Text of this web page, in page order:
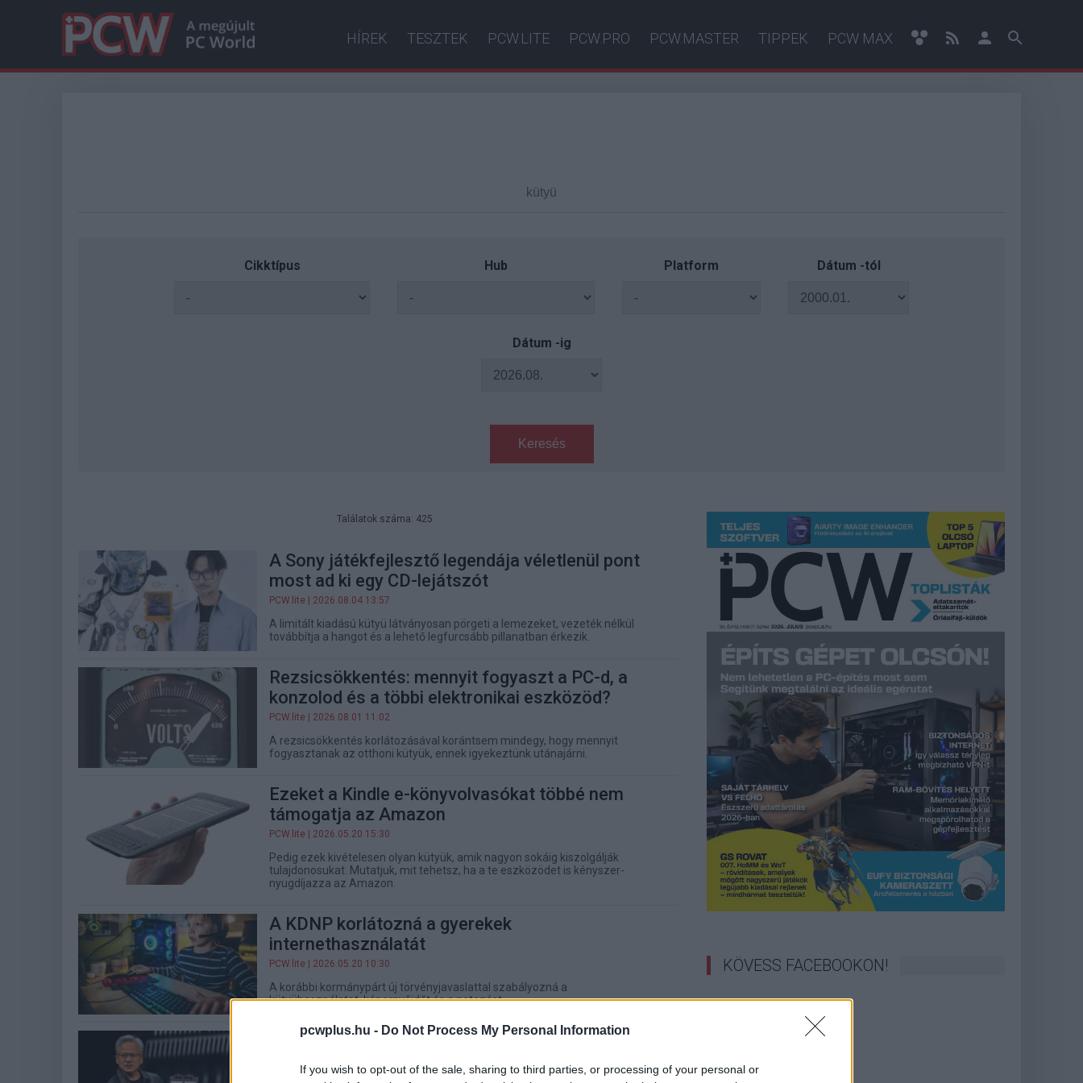
pcwplus.hu - Do Not Process My Personal Information
If you wish to opt-out of the sale, sharing to third parties, or processing of your personal or
HÍREK TESZTEK PCW.LITE PCW.PRO PCW.MASTER TIPPEK PCW MAX
Cikktípus Hub Platform Dátum -tól
Dátum -ig
Keresés
Találatok száma: 425
A Sony játékfejlesztő legendája véletlenül pont
most ad ki egy CD-lejátszót
PCW.lite | 2026.08.04 13:57
A limitált kiadású kütyü látványosan pörgeti a lemezeket, vezeték nélkül
továbbítja a hangot és a lehető legfurcsább pillanatban érkezik.
Rezsicsökkentés: mennyit fogyaszt a PC-d, a
konzolod és a többi elektronikai eszközöd?
PCW.lite | 2026.08.01 11:02
A rezsicsökkentés korlátozásával korántsem mindegy, hogy mennyit
fogyasztanak az otthoni kütyük, ennek igyekeztünk utánajárni.
Ezeket a Kindle e-könyvolvasókat többé nem
támogatja az Amazon
PCW.lite | 2026.05.20 15:30
Pedig ezek kivételesen olyan kütyük, amik nagyon sokáig kiszolgálják
tulajdonosukat. Mutatjuk, mit tehetsz, ha a te eszközödet is kényszer-
nyugdíjazza az Amazon.
A KDNP korlátozná a gyerekek
internethasználatát
PCW.lite | 2026.05.20 10:30
A korábbi kormánypárt új törvényjavaslattal szabályozná a
kütyühasználatot, képernyőidőt és a netezést.
Drágább laptopok, gyengébb telefonok - nagyon
fog fájni nekünk, ami a memóriapiacon történik
KÖVESS FACEBOOKON!